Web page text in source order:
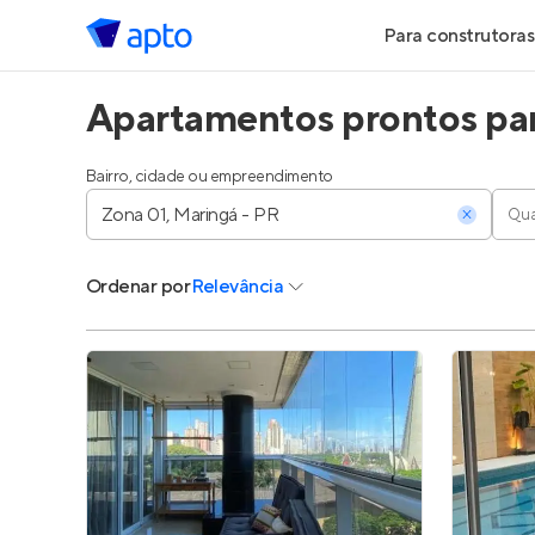
Para construtoras
Geração de
Geração de
Parcerias
Anunciar
Entrar no
Apartamentos prontos
Bairro, cidade ou empreendimento
Ordenar porRelevância